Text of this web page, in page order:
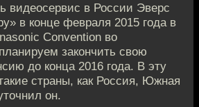
видеосервис в России Эверс
в конце февраля 2015 года в
Convention во
закончить свою
до конца 2016 года. В эту
страны, как Россия, Южная
он.